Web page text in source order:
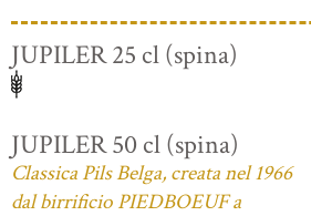
JUPILER 25 cl (spina)
JUPILER 50 cl (spina)
Classica Pils Belga, creata nel 1966
dal birrificio PIEDBOEUF a